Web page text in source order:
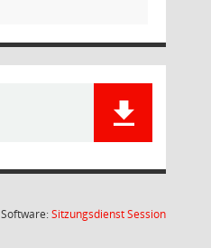
Software:SitzungsdienstSession(Wird in